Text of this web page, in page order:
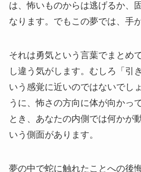
は、怖いものからは逃げるか、
なります。でもこの夢では、手
それは勇気という言葉でまとめ
し違う気がします。むしろ「引
いう感覚に近いのではないでし
うに、怖さの方向に体が向かっ
とき、あなたの内側では何かが
いう側面があります。
夢の中で蛇に触れたことへの後